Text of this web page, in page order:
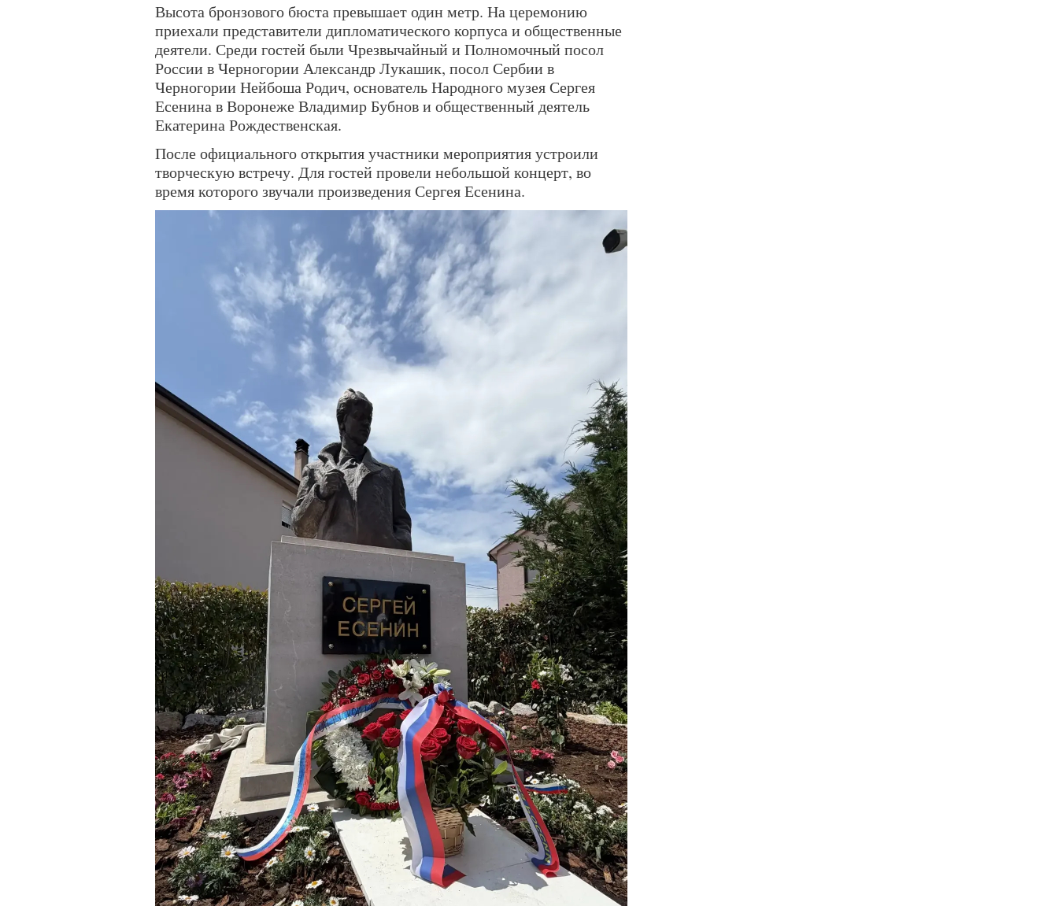
Высота бронзового бюста превышает один метр. На церемонию
приехали представители дипломатического корпуса и общественные
деятели. Среди гостей были Чрезвычайный и Полномочный посол
России в Черногории Александр Лукашик, посол Сербии в
Черногории Нейбоша Родич, основатель Народного музея Сергея
Есенина в Воронеже Владимир Бубнов и общественный деятель
Екатерина Рождественская.
После официального открытия участники мероприятия устроили
творческую встречу. Для гостей провели небольшой концерт, во
время которого звучали произведения Сергея Есенина.